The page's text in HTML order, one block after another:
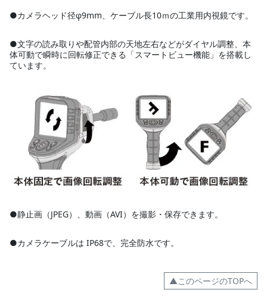
●カメラヘッド径φ9mm、ケーブル長10ｍの工業用内視鏡です。
●文字の読み取りや配管内部の天地左右などがダイヤル調整、本
体可動で瞬時に回転修正できる「スマートビュー機能」を搭載し
ています。
●静止画（JPEG）、動画（AVI）を撮影・保存できます。
●カメラケーブルは IP68で、完全防水です。
▲このページのTOPへ